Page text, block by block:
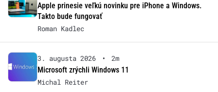
Apple prinesie veľkú novinku pre iPhone a Windows.
Takto bude fungovať
Roman Kadlec
3. augusta 2026 •
2m
Microsoft zrýchli Windows 11
Michal Reiter